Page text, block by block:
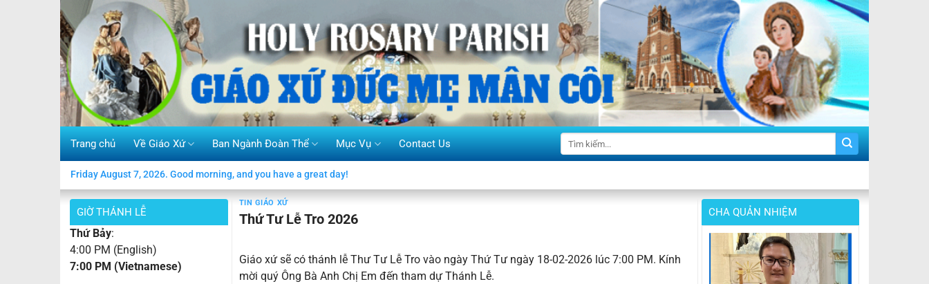
Skip
to
content
Trang chủ Về Giáo Xứ Ban Ngành Đoàn Thể Mục Vụ Contact Us
Friday August 7, 2026. Good morning, and you have a great day!
GIỜ THÁNH LỄ
Thứ Bảy:
4:00 PM (English)
7:00 PM (Vietnamese)
TIN GIÁO XỨ
Thứ Tư Lễ Tro 2026
Giáo xứ sẽ có thánh lễ Thư Tư Lễ Tro vào ngày Thứ Tư ngày 18-02-2026 lúc 7:00 PM. Kính
mời quý Ông Bà Anh Chị Em đến tham dự Thánh Lễ.
CHA QUẢN NHIỆM